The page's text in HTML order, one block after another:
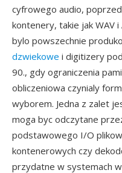
cyfrowego audio,
kontenery, takie jak WAV i
bylo powszechnie
dzwiekowe i digitizery
90., gdy ograniczenia
obliczeniowa czynialy
wyborem. Jedna z zalet
moga byc odczytane
podstawowego I/O
kontenerowych czy
przydatne w systemach